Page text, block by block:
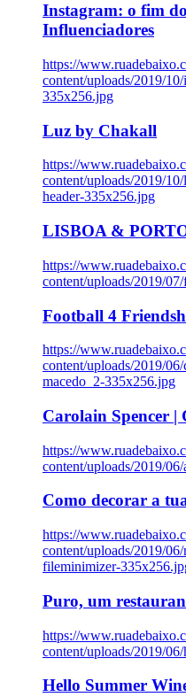
Instagram: o fim
Influenciadores
https://
content/uploads/2019/
335x256.jpg
Luz by Chakall
https://
content/uploads/2019/
header-335x256.jpg
LISBOA &
https://
content/uploads/2019/
Football 4
https://
content/uploads/2019/
macedo_2-335x256.jpg
Carolain Spencer |
https://
content/uploads/2019/
Como decorar a
https://
content/uploads/2019/
fileminimizer-
Puro, um
https://
content/uploads/2019/
Hello Summer